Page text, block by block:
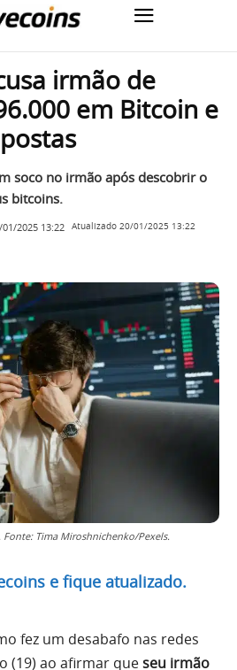
irmão de
em Bitcoin e
soco no irmão após descobrir o
bitcoins.
2025 13:22 Atualizado 20/01/2025 13:22
Tima Miroshnichenko/Pexels.
e fique atualizado.
fez um desabafo nas redes
(19) ao afirmar queseu irmão